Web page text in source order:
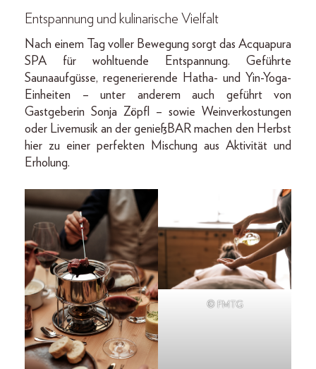
Entspannung und kulinarische Vielfalt
Nach einem Tag voller Bewegung sorgt das Acquapura
SPA für wohltuende Entspannung. Geführte
Saunaaufgüsse, regenerierende Hatha- und Yin-Yoga-
Einheiten – unter anderem auch geführt von
Gastgeberin Sonja Zöpfl – sowie Weinverkostungen
oder Livemusik an der genießBAR machen den Herbst
hier zu einer perfekten Mischung aus Aktivität und
Erholung.
© FMTG